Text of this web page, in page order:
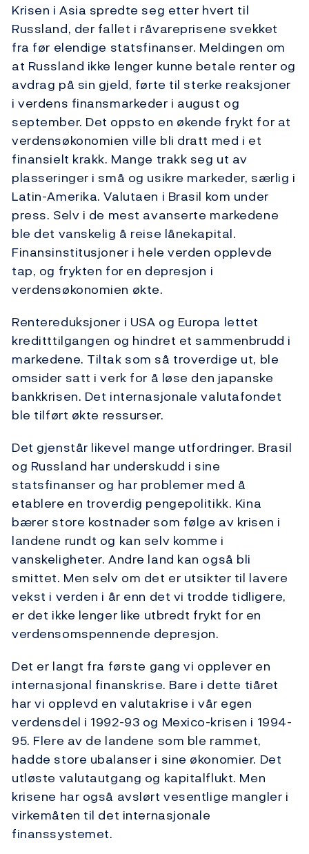
Krisen i Asia spredte seg etter hvert til
Russland, der fallet i råvareprisene svekket
fra før elendige statsfinanser. Meldingen om
at Russland ikke lenger kunne betale renter og
avdrag på sin gjeld, førte til sterke reaksjoner
i verdens finansmarkeder i august og
september. Det oppsto en økende frykt for at
verdensøkonomien ville bli dratt med i et
finansielt krakk. Mange trakk seg ut av
plasseringer i små og usikre markeder, særlig i
Latin-Amerika. Valutaen i Brasil kom under
press. Selv i de mest avanserte markedene
ble det vanskelig å reise lånekapital.
Finansinstitusjoner i hele verden opplevde
tap, og frykten for en depresjon i
verdensøkonomien økte.
Rentereduksjoner i USA og Europa lettet
kreditttilgangen og hindret et sammenbrudd i
markedene. Tiltak som så troverdige ut, ble
omsider satt i verk for å løse den japanske
bankkrisen. Det internasjonale valutafondet
ble tilført økte ressurser.
Det gjenstår likevel mange utfordringer. Brasil
og Russland har underskudd i sine
statsfinanser og har problemer med å
etablere en troverdig pengepolitikk. Kina
bærer store kostnader som følge av krisen i
landene rundt og kan selv komme i
vanskeligheter. Andre land kan også bli
smittet. Men selv om det er utsikter til lavere
vekst i verden i år enn det vi trodde tidligere,
er det ikke lenger like utbredt frykt for en
verdensomspennende depresjon.
Det er langt fra første gang vi opplever en
internasjonal finanskrise. Bare i dette tiåret
har vi opplevd en valutakrise i vår egen
verdensdel i 1992-93 og Mexico-krisen i 1994-
95. Flere av de landene som ble rammet,
hadde store ubalanser i sine økonomier. Det
utløste valutautgang og kapitalflukt. Men
krisene har også avslørt vesentlige mangler i
virkemåten til det internasjonale
finanssystemet.